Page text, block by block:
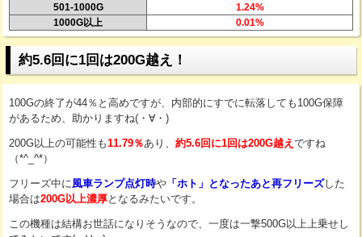
501-1000G
1.24%
1000G以上
0.01%
約5.6回に1回は200G越え！
100Gの終了が44％と高めですが、内部的にすでに転落しても100G保障
があるため、助かりますね(・∀・)
200G以上の可能性も11.79％あり、 約5.6回に1回は200G越え ですね
（*^_^*）
フリーズ中に風車ランプ点灯時や 「ホト」となったあと再フリーズした
場合は200G以上濃厚となるみたいです。
この機種は結構お世話になりそうなので、一度は一撃500G以上上乗せし